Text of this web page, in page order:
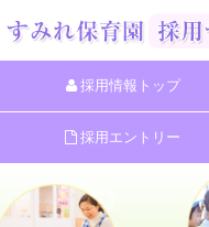
採用情報トップ
採用エントリー